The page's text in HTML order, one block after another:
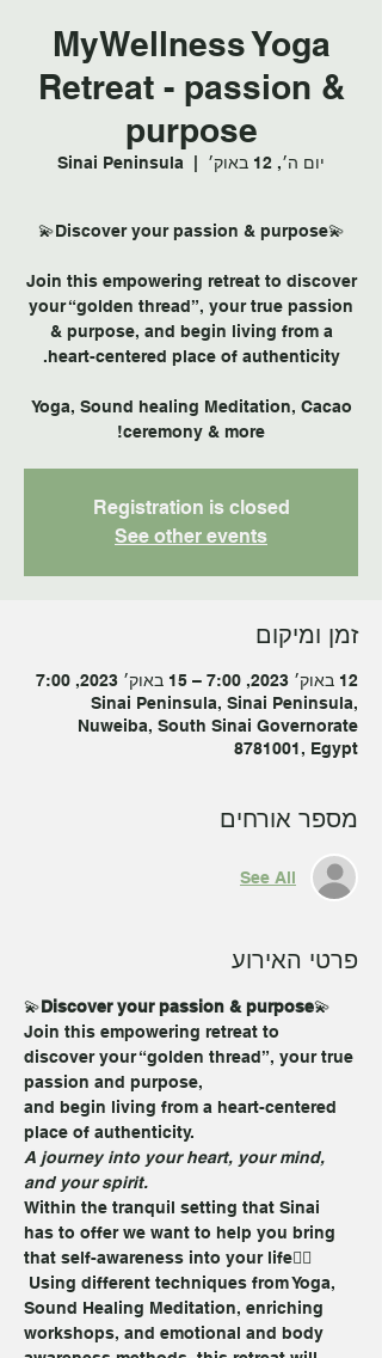
MyWellness Yoga
Retreat - passion &
purpose
יום ה׳, 12 באוק׳ Sinai Peninsula
Join this empowering retreat to discover
your “golden thread”, your true passion
& purpose, and begin living from a
Yoga, Sound healing Meditation, Cacao
ceremony & more!
Registration is closed
See other events
זמן ומיקום
12 באוק׳ 2023, 7:00 – 15 באוק׳ 2023, 7:00
Sinai Peninsula, Sinai Peninsula,
Nuweiba, South Sinai Governorate
8781001, Egypt
מספר אורחים
See All
פרטי האירוע
💫Discover your passion & purpose💫
Join this empowering retreat to
discover your “golden thread”, your true
passion and purpose,
and begin living from a heart-centered
place of authenticity.
A journey into your heart, your mind,
and your spirit.
Within the tranquil setting that Sinai
has to offer we want to help you bring
that self-awareness into your life🧘‍♀️
Using different techniques from Yoga,
Sound Healing Meditation, enriching
workshops, and emotional and body